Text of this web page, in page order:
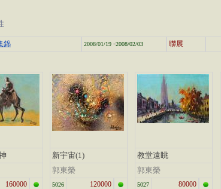
錦 2008/01/19 -2008/02/03 聯展
160000
新宇宙(1)
郭東榮
5026 120000
教堂遠眺
郭東榮
5027 80000